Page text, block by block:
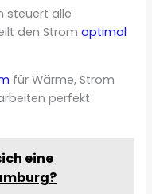
steuert alle
den Stromoptimal
für Wärme, Strom
perfekt
eine